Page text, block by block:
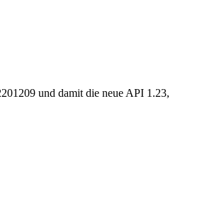
und damit die neue API 1.23,